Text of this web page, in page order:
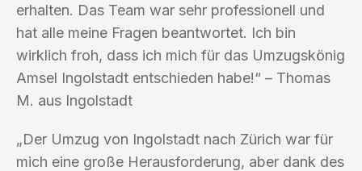
erhalten. Das Team war sehr professionell und
hat alle meine Fragen beantwortet. Ich bin
wirklich froh, dass ich mich für das Umzugskönig
Amsel Ingolstadt entschieden habe!“ – Thomas
M. aus Ingolstadt
„Der Umzug von Ingolstadt nach Zürich war für
mich eine große Herausforderung, aber dank des